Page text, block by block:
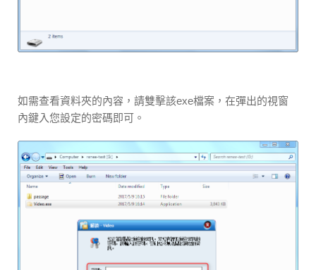
如需查看資料夾的內容，請雙擊該exe檔案，在彈出的視窗
內鍵入您設定的密碼即可。